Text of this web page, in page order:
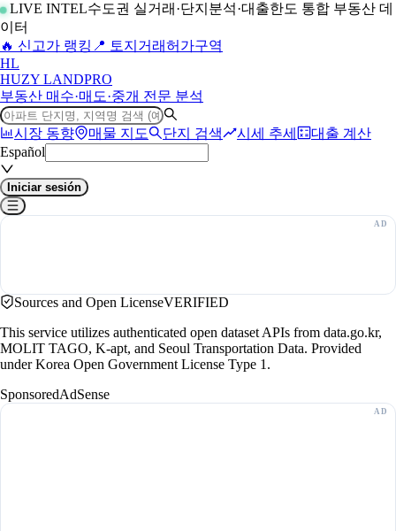
LIVE INTEL수도권 실거래·단지분석·대출한도 통합 부동산 데
이터
🔥 신고가 랭킹 📍 토지거래허가구역
HL
HUZY LANDPRO
부동산 매수·매도·중개 전문 분석
시장 동향 매물 지도 단지 검색 시세 추세
대출 계산
Español
Iniciar sesión
Sources and Open LicenseVERIFIED
This service utilizes authenticated open dataset APIs from data.go.kr,
MOLIT TAGO, K-apt, and Seoul Transportation Data. Provided
under Korea Open Government License Type 1.
SponsoredAdSense